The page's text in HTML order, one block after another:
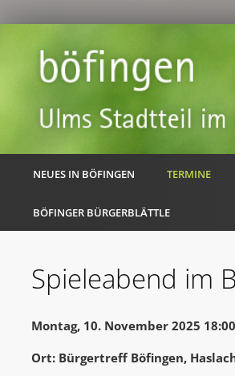
NEUES IN BÖFINGEN TERMINE
BÖFINGER BÜRGERBLÄTTLE
Spieleabend im
Montag, 10. November 2025
Ort: Bürgertreff Böfingen,